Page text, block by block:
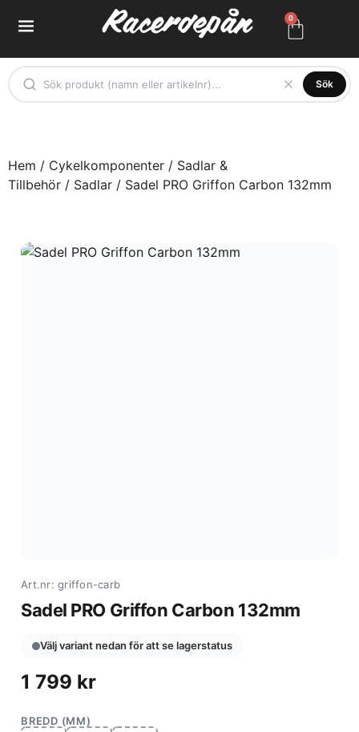
0
Sök
Hem / Cykelkomponenter / Sadlar &
Tillbehör / Sadlar / Sadel PRO Griffon Carbon 132mm
Art.nr: griffon-carb
Sadel PRO Griffon Carbon 132mm
Välj variant nedan för att se lagerstatus
1 799 kr
BREDD (MM)